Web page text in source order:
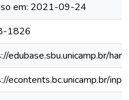
em: 2021-09-24
1826
edubase.sbu.unicamp.br/
econtents.bc.unicamp.br/